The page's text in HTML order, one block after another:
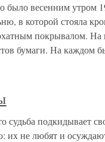
было весенним утром
в которой стояла
покрывалом. На
бумаги. На каждом
судьба подкидывает
их не любят и